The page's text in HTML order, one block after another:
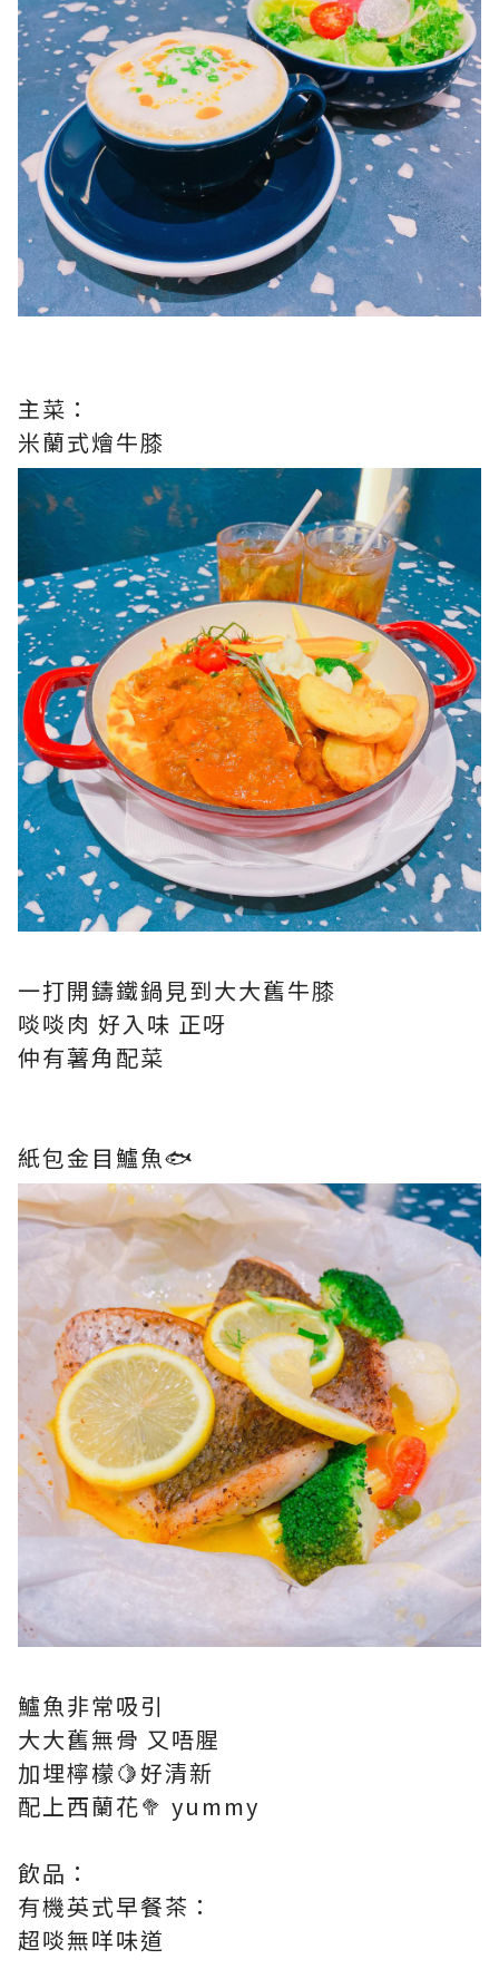
主菜：
米蘭式燴牛膝
一打開鑄鐵鍋見到大大舊牛膝
啖啖肉 好入味 正呀
仲有薯角配菜
紙包金目鱸魚🐟
鱸魚非常吸引
大大舊無骨 又唔腥
加埋檸檬🍋好清新
配上西蘭花🥦 yummy
飲品：
有機英式早餐茶：
超啖無咩味道